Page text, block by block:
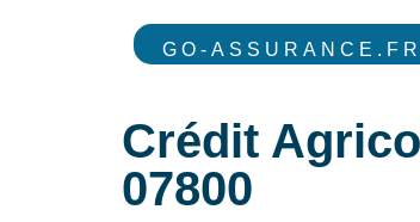
GO-ASSURANCE.FR
Crédit
07800